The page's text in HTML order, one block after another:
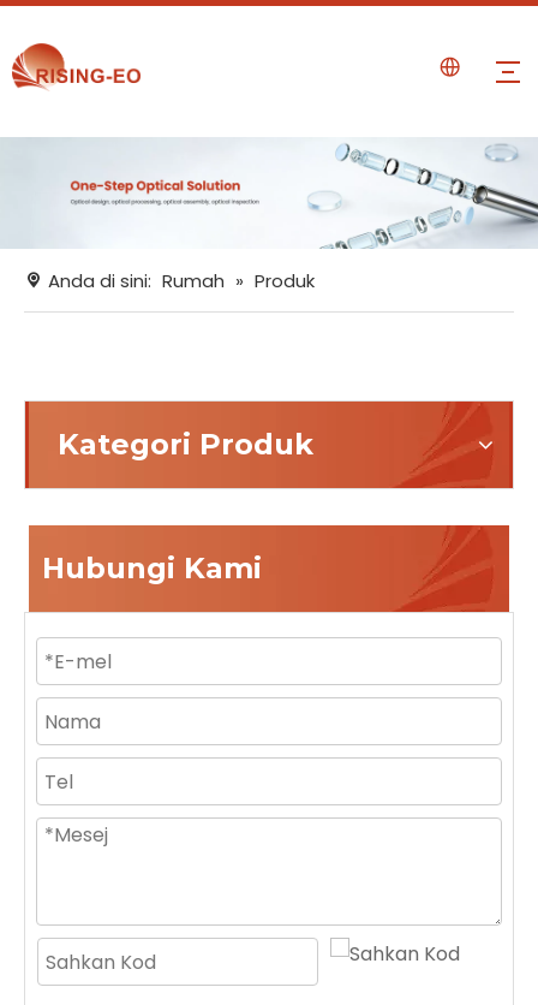
Anda di sini: Rumah » Produk
Kategori Produk
Hubungi Kami